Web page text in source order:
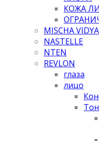
КОЖА
MISCHA
NASTELLE
NTEN
REVLON
глаза
лицо